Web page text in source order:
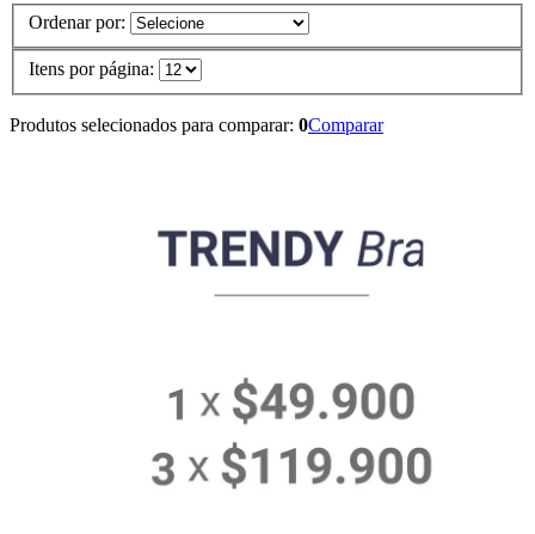
Ordenar por:
Itens por página:
Produtos selecionados para comparar: 0Comparar